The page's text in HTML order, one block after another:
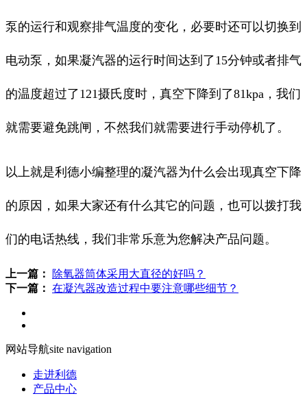
泵的运行和观察排气温度的变化，必要时还可以切换到
电动泵，如果凝汽器的运行时间达到了15分钟或者排气
的温度超过了121摄氏度时，真空下降到了81kpa，我们
就需要避免跳闸，不然我们就需要进行手动停机了。
以上就是利德小编整理的凝汽器为什么会出现真空下降
的原因，如果大家还有什么其它的问题，也可以拨打我
们的电话热线，我们非常乐意为您解决产品问题。
上一篇：
除氧器筒体采用大直径的好吗？
下一篇： 在凝汽器改造过程中要注意哪些细节？
网站导航site navigation
走进利德
产品中心